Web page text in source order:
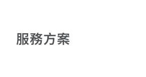
服務方案